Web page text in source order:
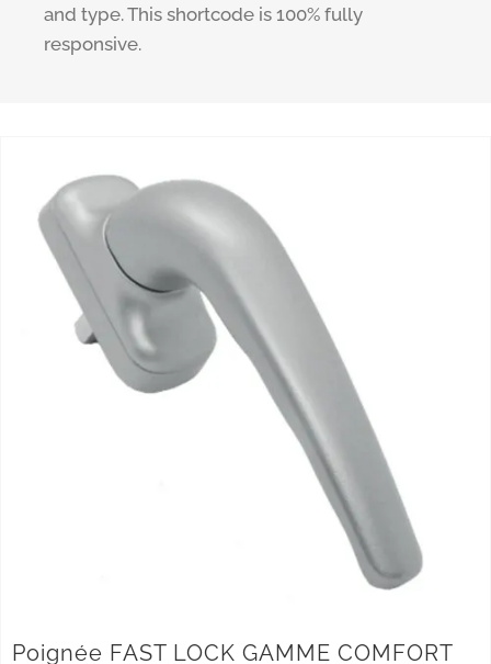
and type. This shortcode is 100% fully
responsive.
Poignée FAST LOCK GAMME COMFORT